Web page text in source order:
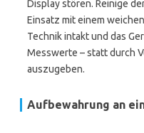
Display stören. Reinige
Einsatz mit einem
Technik intakt und das
Messwerte – statt durch
auszugeben.
Aufbewahrung an